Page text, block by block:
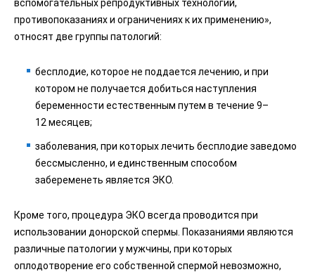
вспомогательных репродуктивных технологий,
противопоказаниях и ограничениях к их применению»,
относят две группы патологий:
бесплодие, которое не поддается лечению, и при
котором не получается добиться наступления
беременности естественным путем в течение 9–
12 месяцев;
заболевания, при которых лечить бесплодие заведомо
бессмысленно, и единственным способом
забеременеть является ЭКО.
Кроме того, процедура ЭКО всегда проводится при
использовании донорской спермы. Показаниями являются
различные патологии у мужчины, при которых
оплодотворение его собственной спермой невозможно,